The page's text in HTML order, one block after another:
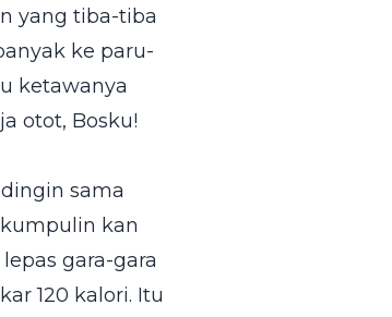
yang tiba-tiba
ke paru-
ketawanya
otot, Bosku!
sama
kan
gara-gara
120 kalori. Itu